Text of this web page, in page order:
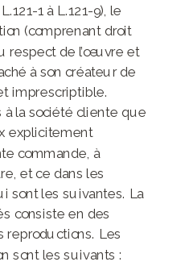
1 à L.121-9), le
(comprenant droit
respect de l’œuvre et
à son créateur de
imprescriptible.
la société cliente que
explicitement
commande, à
et ce dans les
sont les suivantes. La
consiste en des
reproductions. Les
sont les suivants :